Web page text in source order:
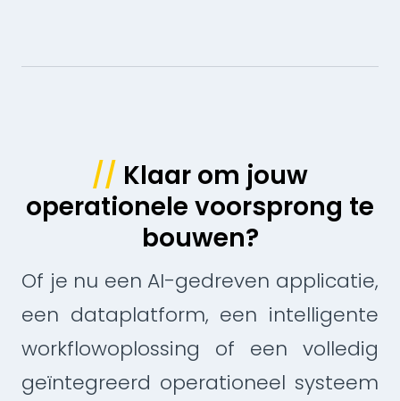
// Klaar om jouw
operationele voorsprong te
bouwen?
Of je nu een AI-gedreven applicatie,
een dataplatform, een intelligente
workflowoplossing of een volledig
geïntegreerd operationeel systeem